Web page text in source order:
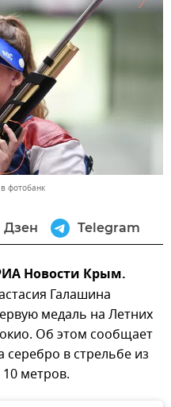
фотобанк
Дзен Telegram
Новости Крым.
Галашина
медаль на Летних
Об этом сообщает
в стрельбе из
метров.